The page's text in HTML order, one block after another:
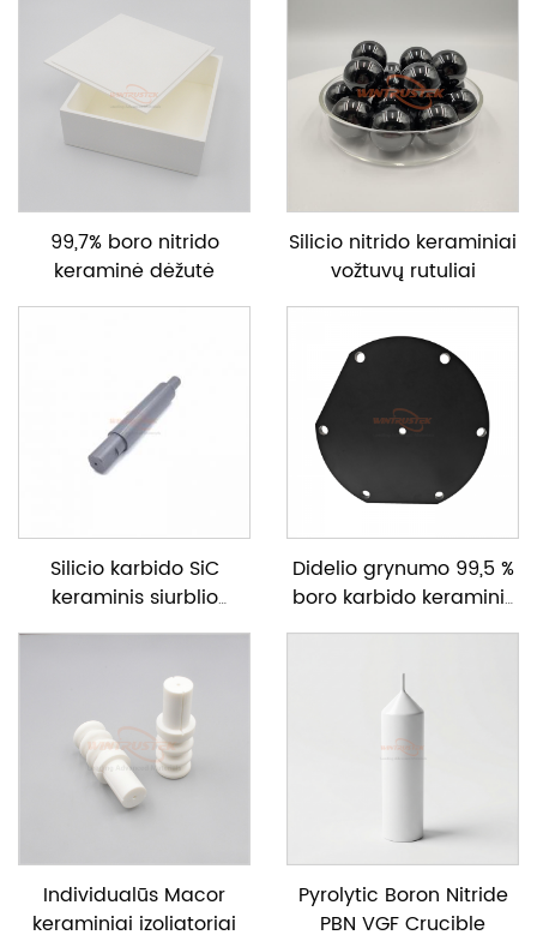
99,7% boro nitrido
keraminė dėžutė
Silicio nitrido keraminiai
vožtuvų rutuliai
Silicio karbido SiC
keraminis siurblio
velenas
Didelio grynumo 99,5 %
boro karbido keraminis
diskas, skirtas neutronų
Individualūs Macor
keraminiai izoliatoriai
Pyrolytic Boron Nitride
PBN VGF Crucible